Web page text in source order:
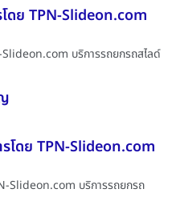
ดย TPN-Slideon.com
Slideon.com บริการรถยกรถสไลด์
โดย TPN-Slideon.com
Slideon.com บริการรถยกรถ